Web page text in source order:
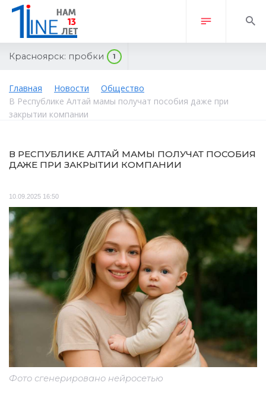
Красноярск: пробки 1
Главная Новости
Общество
В Республике Алтай мамы получат пособия даже при
закрытии компании
В РЕСПУБЛИКЕ АЛТАЙ МАМЫ ПОЛУЧАТ ПОСОБИЯ
ДАЖЕ ПРИ ЗАКРЫТИИ КОМПАНИИ
10.09.2025 16:50
Фото сгенерировано нейросетью